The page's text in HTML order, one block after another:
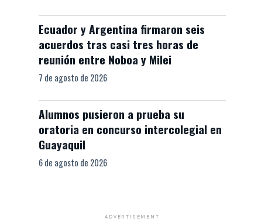
Ecuador y Argentina firmaron seis
acuerdos tras casi tres horas de
reunión entre Noboa y Milei
7 de agosto de 2026
Alumnos pusieron a prueba su
oratoria en concurso intercolegial en
Guayaquil
6 de agosto de 2026
ADVERTISEMENT